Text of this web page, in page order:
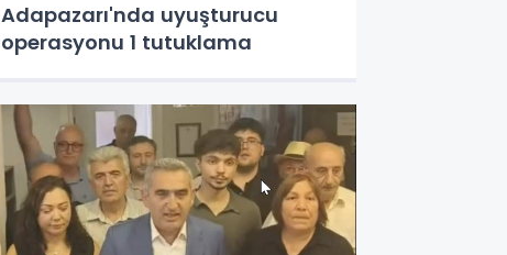
Adapazarı'nda uyuşturucu
operasyonu 1 tutuklama